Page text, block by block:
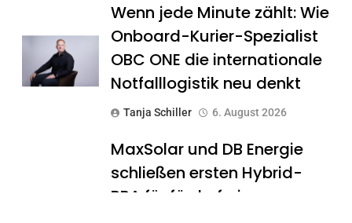
Wenn jede Minute zählt: Wie
Onboard-Kurier-Spezialist
OBC ONE die internationale
Notfalllogistik neu denkt
Tanja Schiller 6. August 2026
MaxSolar und DB Energie
schließen ersten Hybrid-
PPA für förderfreie